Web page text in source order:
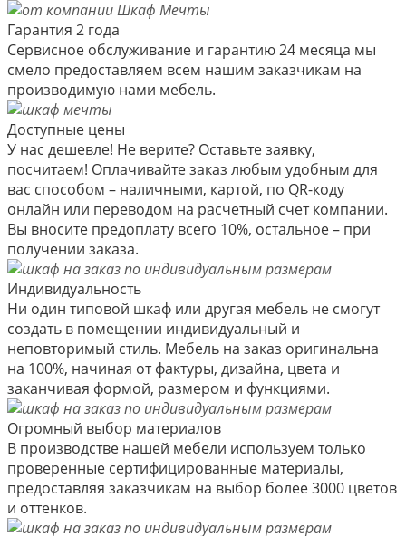
Гарантия 2 года
Сервисное обслуживание и гарантию 24 месяца мы
смело предоставляем всем нашим заказчикам на
производимую нами мебель.
Доступные цены
У нас дешевле! Не верите? Оставьте заявку,
посчитаем! Оплачивайте заказ любым удобным для
вас способом – наличными, картой, по QR-коду
онлайн или переводом на расчетный счет компании.
Вы вносите предоплату всего 10%, остальное – при
получении заказа.
Индивидуальность
Ни один типовой шкаф или другая мебель не смогут
создать в помещении индивидуальный и
неповторимый стиль. Мебель на заказ оригинальна
на 100%, начиная от фактуры, дизайна, цвета и
заканчивая формой, размером и функциями.
Огромный выбор материалов
В производстве нашей мебели используем только
проверенные сертифицированные материалы,
предоставляя заказчикам на выбор более 3000 цветов
и оттенков.